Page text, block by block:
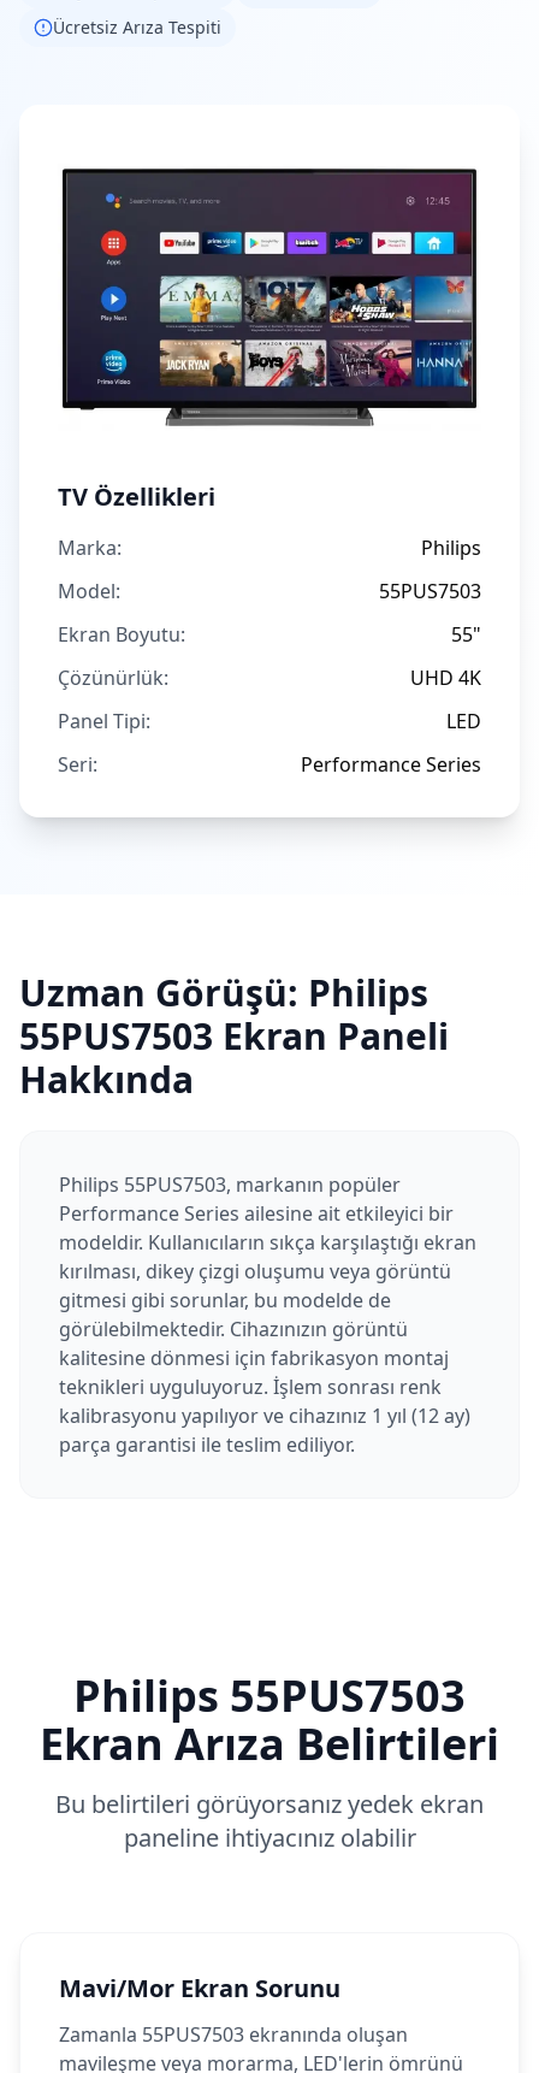
Ücretsiz Arıza Tespiti
TV Özellikleri
Marka:
Philips
Model:
55PUS7503
Ekran Boyutu:
55"
Çözünürlük:
UHD 4K
Panel Tipi:
LED
Seri:
Performance Series
Uzman Görüşü: Philips
55PUS7503 Ekran Paneli
Hakkında
Philips 55PUS7503, markanın popüler
Performance Series ailesine ait etkileyici bir
modeldir. Kullanıcıların sıkça karşılaştığı ekran
kırılması, dikey çizgi oluşumu veya görüntü
gitmesi gibi sorunlar, bu modelde de
görülebilmektedir. Cihazınızın görüntü
kalitesine dönmesi için fabrikasyon montaj
teknikleri uyguluyoruz. İşlem sonrası renk
kalibrasyonu yapılıyor ve cihazınız 1 yıl (12 ay)
parça garantisi ile teslim ediliyor.
Philips 55PUS7503
Ekran Arıza Belirtileri
Bu belirtileri görüyorsanız yedek ekran
paneline ihtiyacınız olabilir
Mavi/Mor Ekran Sorunu
Zamanla 55PUS7503 ekranında oluşan
mavileşme veya morarma, LED'lerin ömrünü